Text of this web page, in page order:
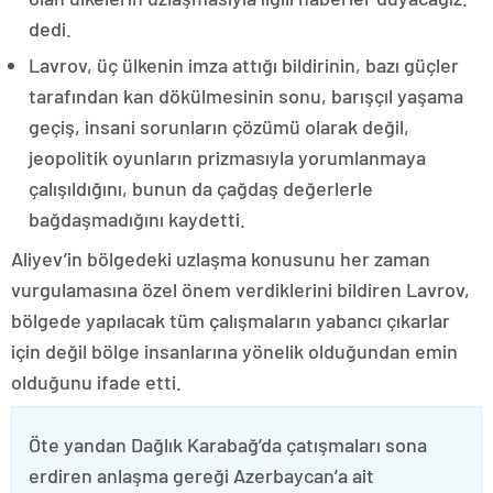
dedi.
Lavrov, üç ülkenin imza attığı bildirinin, bazı güçler
tarafından kan dökülmesinin sonu, barışçıl yaşama
geçiş, insani sorunların çözümü olarak değil,
jeopolitik oyunların prizmasıyla yorumlanmaya
çalışıldığını, bunun da çağdaş değerlerle
bağdaşmadığını kaydetti.
Aliyev’in bölgedeki uzlaşma konusunu her zaman
vurgulamasına özel önem verdiklerini bildiren Lavrov,
bölgede yapılacak tüm çalışmaların yabancı çıkarlar
için değil bölge insanlarına yönelik olduğundan emin
olduğunu ifade etti.
Öte yandan Dağlık Karabağ’da çatışmaları sona
erdiren anlaşma gereği Azerbaycan’a ait